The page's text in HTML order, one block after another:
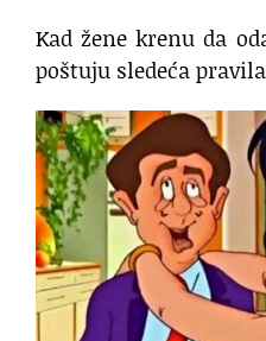
Kad žene krenu da
poštuju sledeća